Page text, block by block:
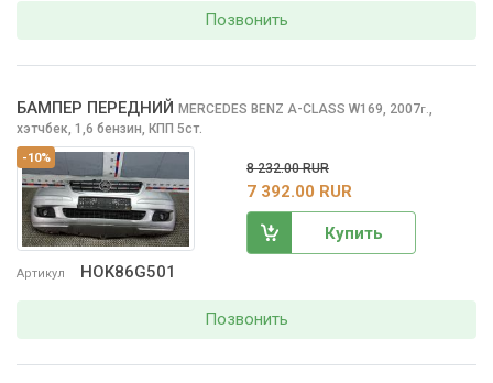
Позвонить
-10%
Артикул HOK86G501
БАМПЕР ПЕРЕДНИЙ MERCEDES BENZ A-CLASS W169, 2007г.
хэтчбек, 1,6 бензин, КПП 5ст.
8 232.00 RUR
7 392.00 RUR
Купить
Позвонить